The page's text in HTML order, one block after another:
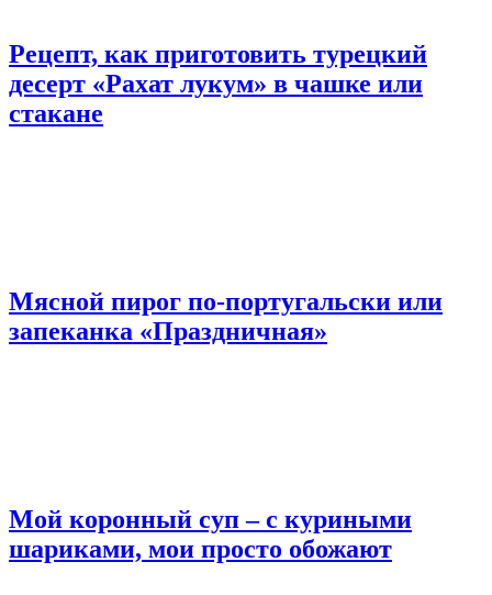
Рецепт, как приготовить турецкий
десерт «Рахат лукум» в чашке или
стакане
Мясной пирог по-португальски или
запеканка «Праздничная»
Мой коронный суп – с куриными
шариками, мои просто обожают